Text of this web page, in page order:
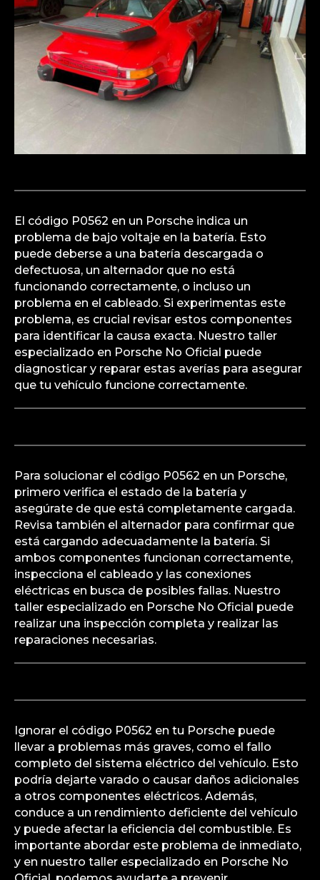
El código P0562 en un Porsche indica un
problema de bajo voltaje en la batería. Esto
puede deberse a una batería descargada o
defectuosa, un alternador que no está
funcionando correctamente, o incluso un
problema, es crucial revisar estos componentes
especializado en Porsche No Oficial puede
diagnosticar y reparar estas averías para asegurar
que tu vehículo funcione correctamente.
Para solucionar el código P0562 en un Porsche,
primero verifica el estado de la batería y
asegúrate de que está completamente cargada.
Revisa también el alternador para confirmar que
está cargando adecuadamente la batería. Si
inspecciona el cableado y las conexiones
taller especializado en Porsche No Oficial puede
realizar una inspección completa y realizar las
reparaciones necesarias.
Ignorar el código P0562 en tu Porsche puede
llevar a problemas más graves, como el fallo